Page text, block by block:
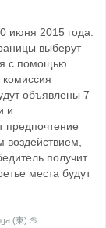
июня 2015 года.
выберут
с помощью
объявлены 7
и
предпочтение
получит
места будут
(東) ♋